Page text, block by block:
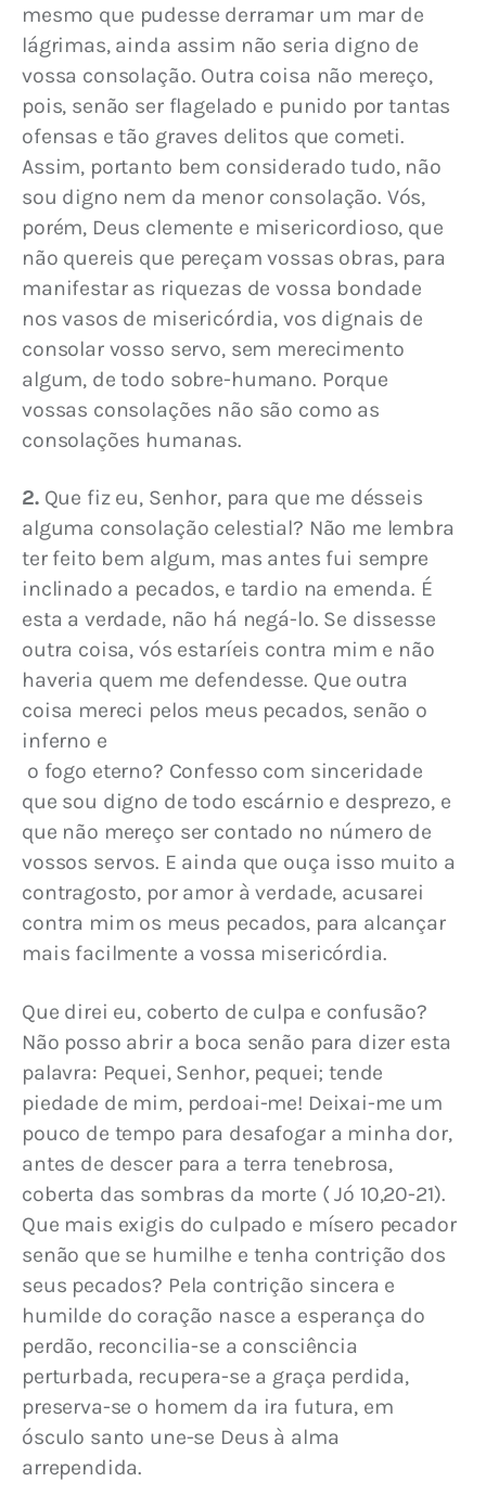
mesmo que pudesse derramar um mar de
lágrimas, ainda assim não seria digno de
vossa consolação. Outra coisa não mereço,
pois, senão ser flagelado e punido por tantas
ofensas e tão graves delitos que cometi.
Assim, portanto bem considerado tudo, não
sou digno nem da menor consolação. Vós,
porém, Deus clemente e misericordioso, que
não quereis que pereçam vossas obras, para
manifestar as riquezas de vossa bondade
nos vasos de misericórdia, vos dignais de
consolar vosso servo, sem merecimento
algum, de todo sobre-humano. Porque
vossas consolações não são como as
consolações humanas.
2. Que fiz eu, Senhor, para que me désseis
alguma consolação celestial? Não me lembra
ter feito bem algum, mas antes fui sempre
inclinado a pecados, e tardio na emenda. É
esta a verdade, não há negá-lo. Se dissesse
outra coisa, vós estaríeis contra mim e não
haveria quem me defendesse. Que outra
coisa mereci pelos meus pecados, senão o
inferno e
que sou digno de todo escárnio e desprezo, e
que não mereço ser contado no número de
vossos servos. E ainda que ouça isso muito a
contragosto, por amor à verdade, acusarei
contra mim os meus pecados, para alcançar
mais facilmente a vossa misericórdia.
Que direi eu, coberto de culpa e confusão?
Não posso abrir a boca senão para dizer esta
palavra: Pequei, Senhor, pequei; tende
piedade de mim, perdoai-me! Deixai-me um
pouco de tempo para desafogar a minha dor,
antes de descer para a terra tenebrosa,
coberta das sombras da morte ( Jó 10,20-21).
Que mais exigis do culpado e mísero pecador
senão que se humilhe e tenha contrição dos
seus pecados? Pela contrição sincera e
humilde do coração nasce a esperança do
perdão, reconcilia-se a consciência
perturbada, recupera-se a graça perdida,
preserva-se o homem da ira futura, em
ósculo santo une-se Deus à alma
arrependida.